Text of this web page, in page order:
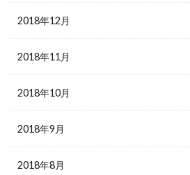
2018年12月
2018年11月
2018年10月
2018年9月
2018年8月